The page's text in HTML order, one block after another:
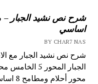
شرح نص نشيد الجبار –
اساسي
BY CHAR7 NAS
شرح نص نشيد الجبار مع
الجبار
محور أحلام ومطامح 8 اساسي - ...